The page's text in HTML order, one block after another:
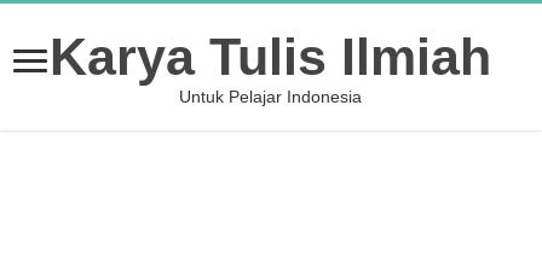
Karya Tulis Ilmiah
Untuk Pelajar Indonesia